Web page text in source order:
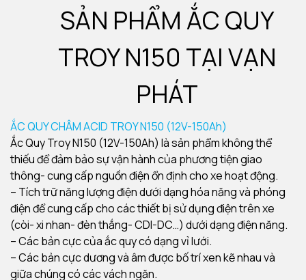
SẢN PHẨM ẮC QUY
TROY N150 TẠI VẠN
PHÁT
ẮC QUY CHÂM ACID TROY N150 (12V-150Ah)
Ắc Quy Troy N150 (12V-150Ah) là sản phẩm không thể
thiếu để đảm bảo sự vận hành của phương tiện giao
thông- cung cấp nguồn điện ổn định cho xe hoạt động.
– Tích trữ năng lượng điện dưới dạng hóa năng và phóng
điện để cung cấp cho các thiết bị sử dụng điện trên xe
(còi- xi nhan- đèn thắng- CDI-DC…) dưới dạng điện năng.
– Các bản cực của ắc quy có dạng vỉ lưới.
– Các bản cực dương và âm được bố trí xen kẽ nhau và
giữa chúng có các vách ngăn.